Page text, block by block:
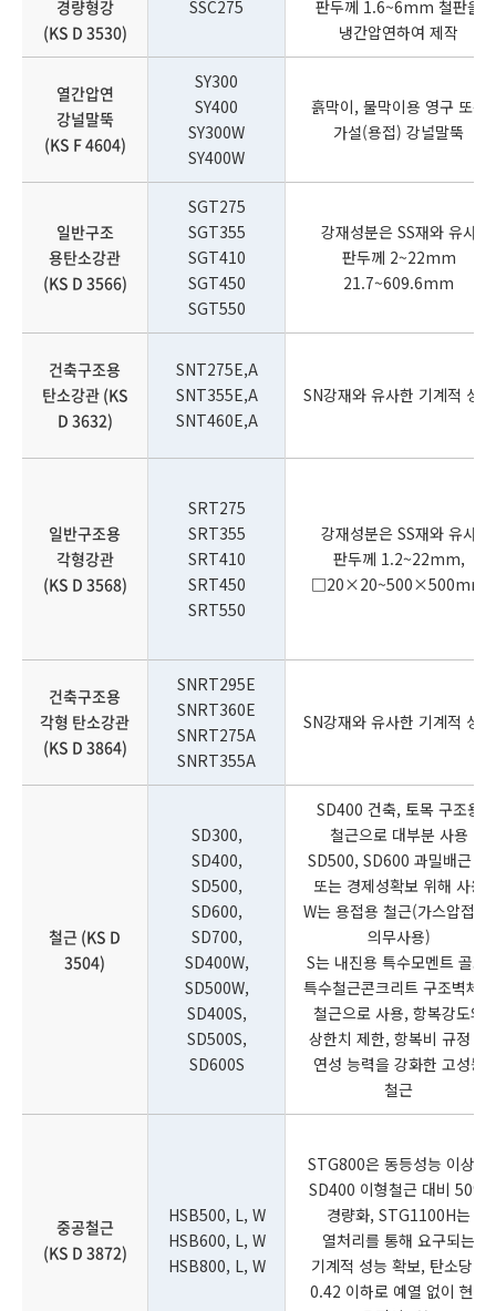
경량형강
(KS D 3530)
SSC275
판두께 1.6~6mm 철판을
냉간압연하여 제작
열간압연
강널말뚝
(KS F 4604)
SY300
SY400
SY300W
SY400W
흙막이, 물막이용 영구 또는
가설(용접) 강널말뚝
일반구조
용탄소강관
(KS D 3566)
SGT275
SGT355
SGT410
SGT450
SGT550
강재성분은 SS재와 유사
판두께 2~22mm
21.7~609.6mm
건축구조용
탄소강관 (KS
D 3632)
SNT275E,A
SNT355E,A
SNT460E,A
SN강재와 유사한 기계적 성능
일반구조용
각형강관
(KS D 3568)
SRT275
SRT355
SRT410
SRT450
SRT550
강재성분은 SS재와 유사
판두께 1.2~22mm,
□20×20~500×500mm
건축구조용
각형 탄소강관
(KS D 3864)
SNRT295E
SNRT360E
SNRT275A
SNRT355A
SN강재와 유사한 기계적 성능
철근 (KS D
3504)
SD300,
SD400,
SD500,
SD600,
SD700,
SD400W,
SD500W,
SD400S,
SD500S,
SD600S
SD400 건축, 토목 구조용
철근으로 대부분 사용
SD500, SD600 과밀배근 시
또는 경제성확보 위해 사용
W는 용접용 철근(가스압접 시
의무사용)
S는 내진용 특수모멘트 골조,
특수철근콘크리트 구조벽체의
철근으로 사용, 항복강도의
상한치 제한, 항복비 규정 등
연성 능력을 강화한 고성능
철근
중공철근
(KS D 3872)
HSB500, L, W
HSB600, L, W
HSB800, L, W
STG800은 동등성능 이상의
SD400 이형철근 대비 50%
경량화, STG1100H는
열처리를 통해 요구되는
기계적 성능 확보, 탄소당량
0.42 이하로 예열 없이 현장